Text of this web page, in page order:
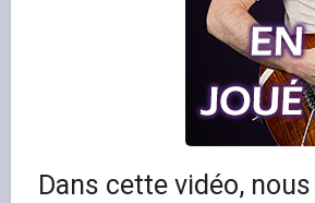
Dans cette vidéo,